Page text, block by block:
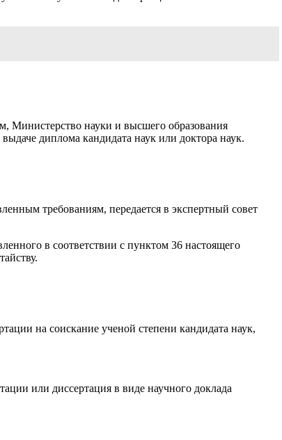
Министерство науки и высшего образования
диплома кандидата наук или доктора наук.
требованиям, передается в экспертный совет
в соответствии с пунктом 36 настоящего
на соискание ученой степени кандидата наук,
или диссертация в виде научного доклада